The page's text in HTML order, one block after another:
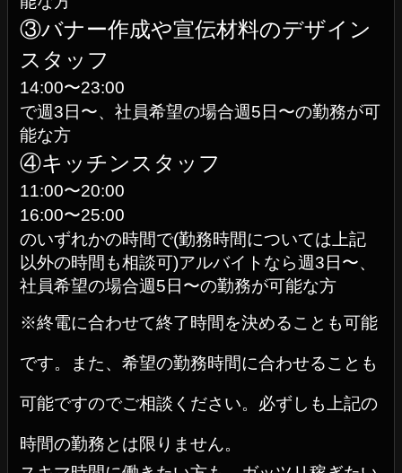
③バナー作成や宣伝材料のデザイン
スタッフ
14:00〜23:00
で週3日〜、社員希望の場合週5日〜の勤務が可
能な方
④キッチンスタッフ
11:00〜20:00
16:00〜25:00
のいずれかの時間で(勤務時間については上記
以外の時間も相談可)アルバイトなら週3日〜、
社員希望の場合週5日〜の勤務が可能な方
※終電に合わせて終了時間を決めることも可能
です。また、希望の勤務時間に合わせることも
可能ですのでご相談ください。必ずしも上記の
時間の勤務とは限りません。